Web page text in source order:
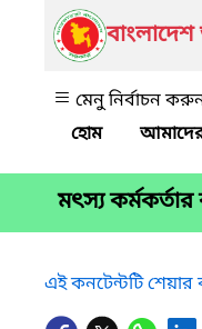
মেনু নির্বাচন
মৎস্য কর্মকর্তার
এই কনটেন্টটি